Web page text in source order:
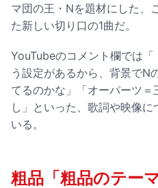
マ団の王・Nを題材にした、
た新しい切り口の1曲だ。
YouTubeのコメント欄では
う設定があるから、背景でN
てるのかな」「オーパーツ
し」といった、歌詞や映像
いる。
粗品「粗品のテーマ